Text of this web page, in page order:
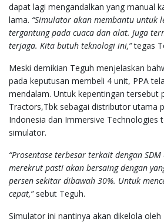
dapat lagi mengandalkan yang manual
lama. “Simulator akan membantu untuk
tergantung pada cuaca dan alat. Juga
terjaga. Kita butuh teknologi ini,”tegas
Meski demikian Teguh menjelaskan
pada keputusan membeli 4 unit, PPA
mendalam. Untuk kepentingan tersebut
Tractors,Tbk sebagai distributor utama
Indonesia dan Immersive Technologies
simulator.
“Prosentase terbesar terkait dengan
merekrut pasti akan bersaing dengan
persen sekitar dibawah 30%. Untuk
cepat,”sebut Teguh.
Simulator ini nantinya akan dikelola oleh